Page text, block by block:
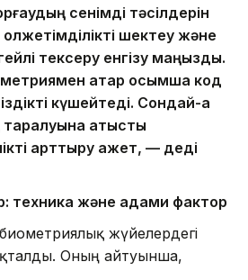
сенімді тәсілдерін
қолжетімділікті шектеу және
тексеру енгізу маңызды.
қатар қосымша код
күшейтеді. Сондай-ақ
қатысты
арттыру қажет, — деді
техника және адами фактор
жүйелердегі
Оның айтуынша,